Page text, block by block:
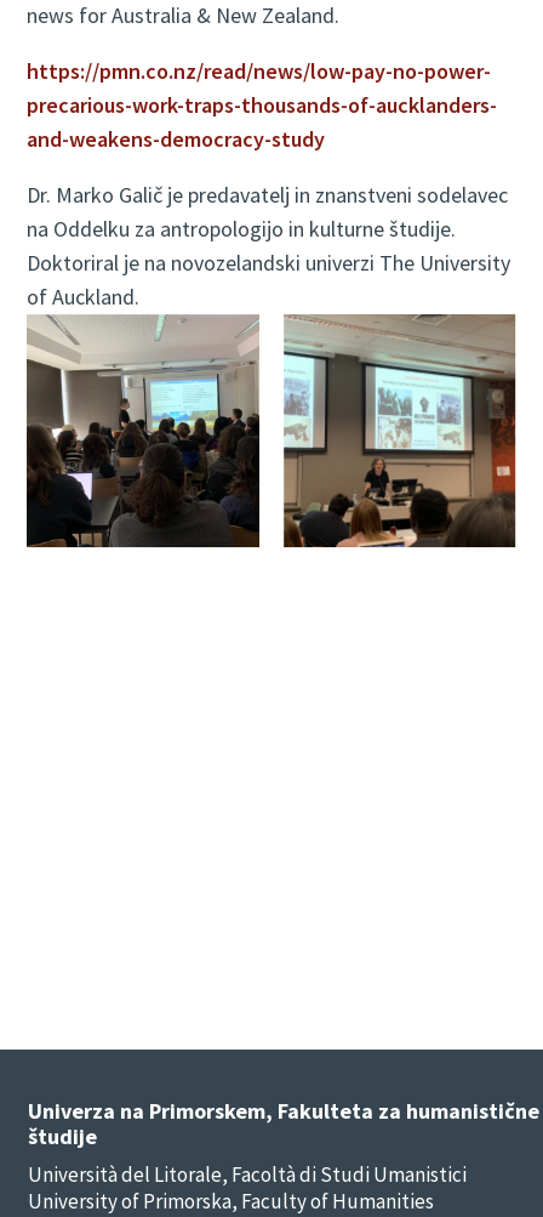
news for Australia & New Zealand.
https://pmn.co.nz/read/news/low-pay-no-power-
precarious-work-traps-thousands-of-aucklanders-
and-weakens-democracy-study
Dr. Marko Galič je predavatelj in znanstveni sodelavec
na Oddelku za antropologijo in kulturne študije.
Doktoriral je na novozelandski univerzi The University
of Auckland.
Univerza na Primorskem, Fakulteta za humanistične
študije
Università del Litorale, Facoltà di Studi Umanistici
University of Primorska, Faculty of Humanities